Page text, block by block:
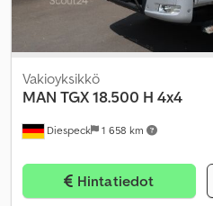
Diespeck 1 658 km
Vakioyksikkö
MAN TGX 18.500 H 4x4
Hintatiedot